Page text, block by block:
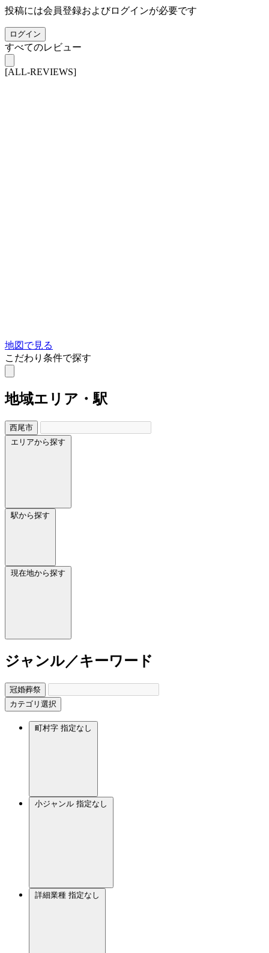
投稿には会員登録およびログインが必要です
ログイン
すべてのレビュー
[ALL-REVIEWS]
地図で見る
こだわり条件で探す
地域エリア・駅
西尾市
エリアから探す
駅から探す
現在地から探す
ジャンル／キーワード
冠婚葬祭
カテゴリ選択
町村字 指定なし
小ジャンル 指定なし
詳細業種 指定なし